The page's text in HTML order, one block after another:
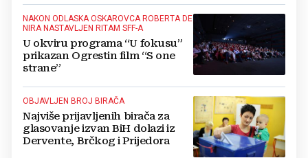
NAKON ODLASKA OSKAROVCA ROBERTA DE
NIRA NASTAVLJEN RITAM SFF-A
U okviru programa “U fokusu”
prikazan Ogrestin film “S one
strane”
OBJAVLJEN BROJ BIRAČA
Najviše prijavljenih birača za
glasovanje izvan BiH dolazi iz
Dervente, Brčkog i Prijedora